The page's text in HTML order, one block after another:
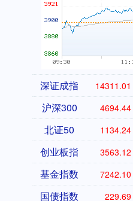
深证成指 14311.01
沪深300 4694.44
北证50 1134.24
创业板指 3563.12
基金指数 7242.10
国债指数 229.69